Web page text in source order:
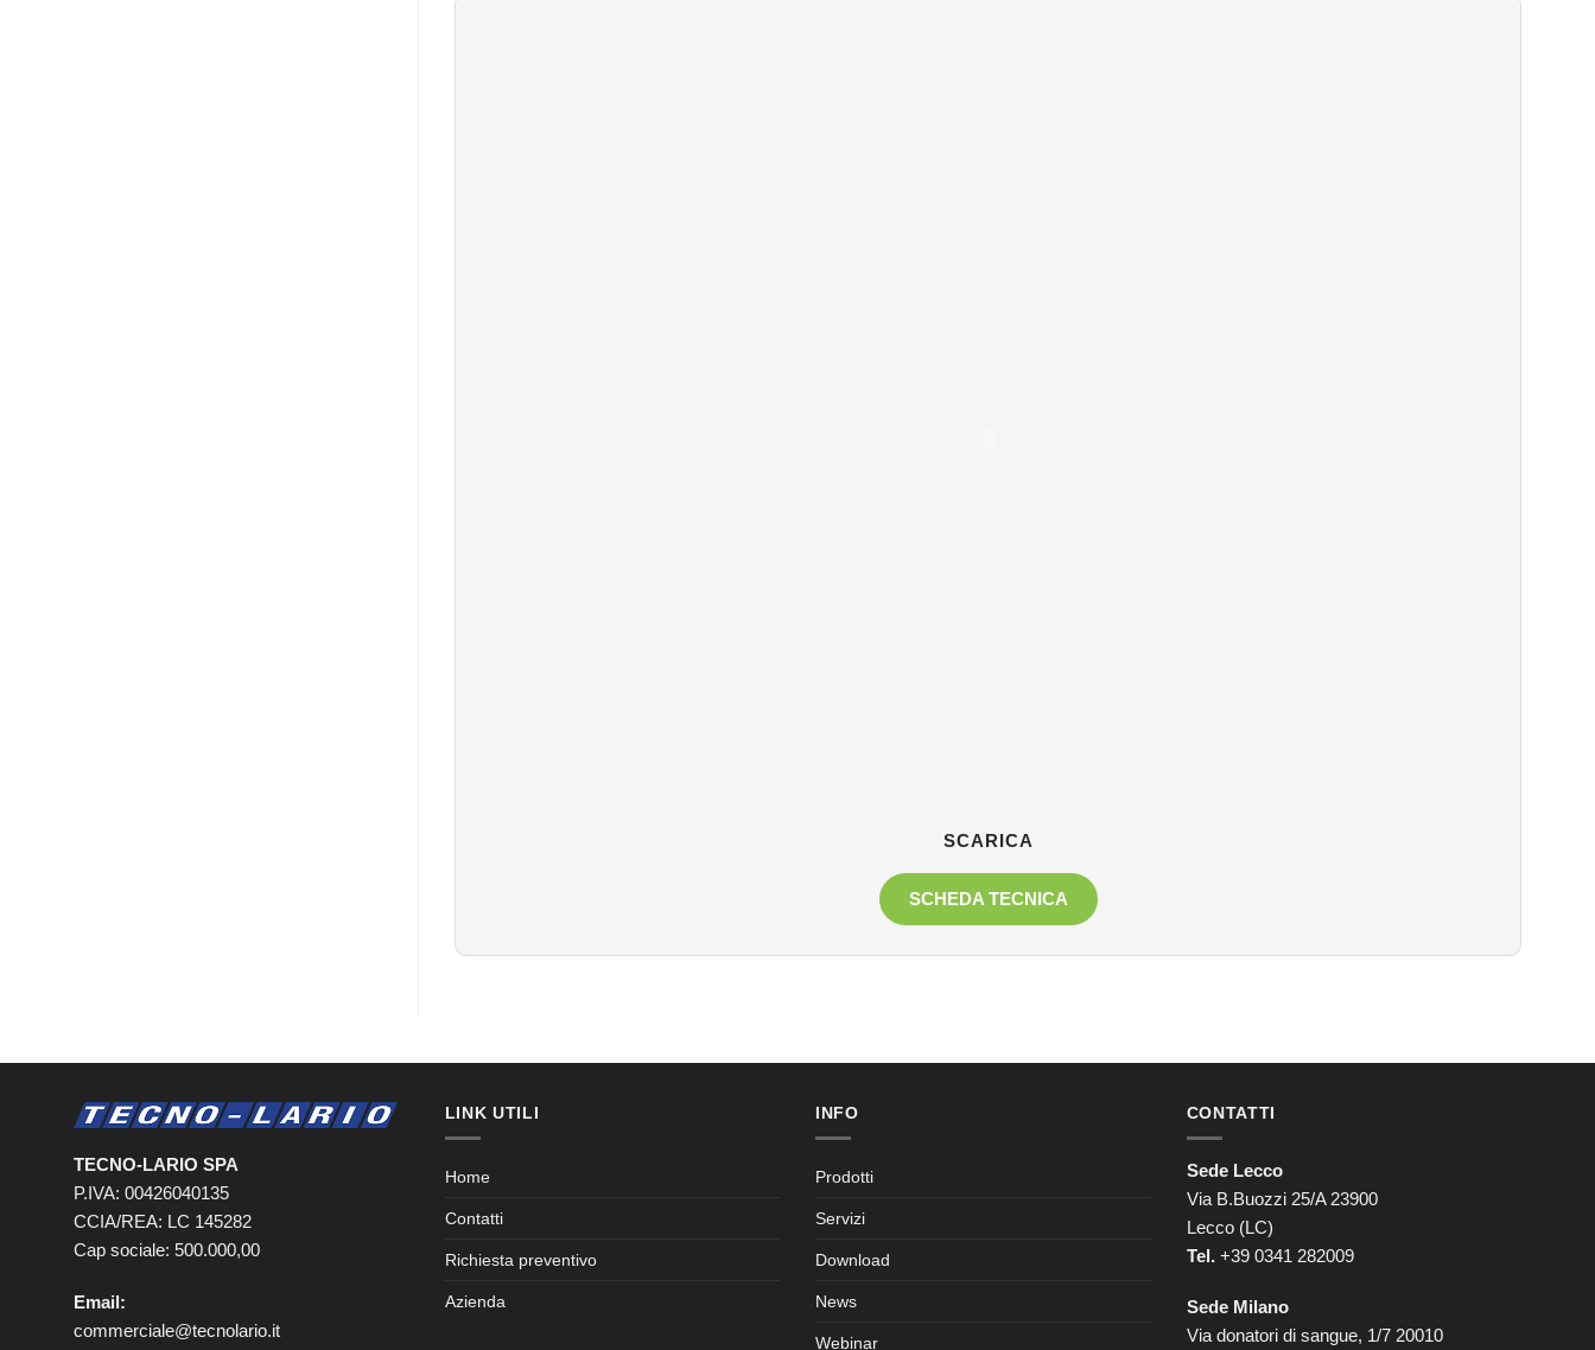
SCARICA
SCHEDA TECNICA
TECNO-LARIO SPA
P.IVA: 00426040135
CCIA/REA: LC 145282
Cap sociale: 500.000,00
Email:
commerciale@tecnolario.it
LINK UTILI
Home
Contatti
Richiesta preventivo
Azienda
INFO
Prodotti
Servizi
Download
News
Webinar
CONTATTI
Sede Lecco
Via B.Buozzi 25/A 23900
Lecco (LC)
Tel. +39 0341 282009
Sede Milano
Via donatori di sangue, 1/7 20010